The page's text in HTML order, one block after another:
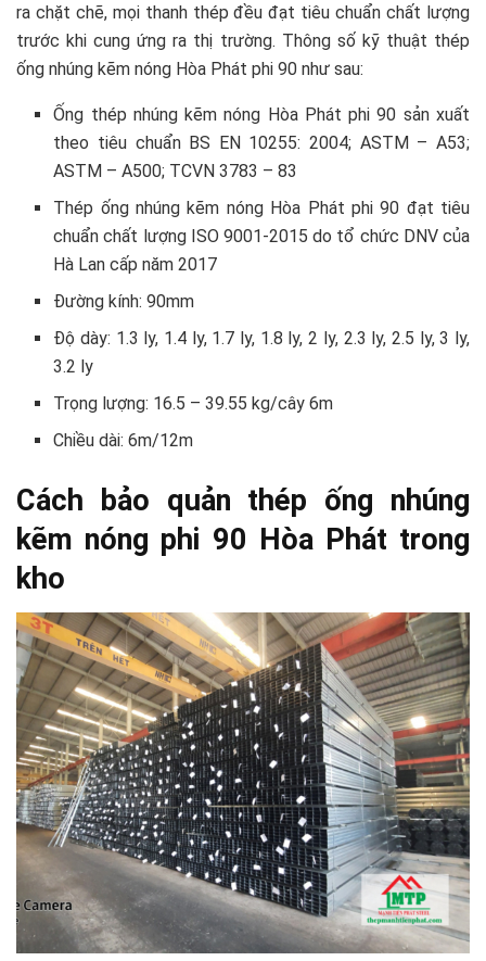
ra chặt chẽ, mọi thanh thép đều đạt tiêu chuẩn chất lượng
trước khi cung ứng ra thị trường. Thông số kỹ thuật thép
ống nhúng kẽm nóng Hòa Phát phi 90 như sau:
Ống thép nhúng kẽm nóng Hòa Phát phi 90 sản xuất
theo tiêu chuẩn BS EN 10255: 2004; ASTM – A53;
ASTM – A500; TCVN 3783 – 83
Thép ống nhúng kẽm nóng Hòa Phát phi 90 đạt tiêu
chuẩn chất lượng ISO 9001-2015 do tổ chức DNV của
Hà Lan cấp năm 2017
Đường kính: 90mm
Độ dày: 1.3 ly, 1.4 ly, 1.7 ly, 1.8 ly, 2 ly, 2.3 ly, 2.5 ly, 3 ly,
3.2 ly
Trọng lượng: 16.5 – 39.55 kg/cây 6m
Chiều dài: 6m/12m
Cách bảo quản thép ống nhúng
kẽm nóng phi 90 Hòa Phát trong
kho